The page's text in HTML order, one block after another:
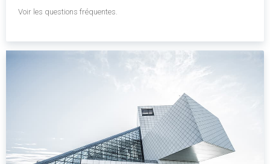
Voir les questions fréquentes.